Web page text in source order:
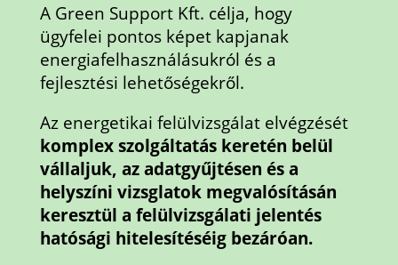
A Green Support Kft. célja, hogy
ügyfelei pontos képet kapjanak
energiafelhasználásukról és a
fejlesztési lehetőségekről.
Az energetikai felülvizsgálat elvégzését
komplex szolgáltatás keretén belül
vállaljuk, az adatgyűjtésen és a
helyszíni vizsglatok megvalósításán
keresztül a felülvizsgálati jelentés
hatósági hitelesítéséig bezáróan.